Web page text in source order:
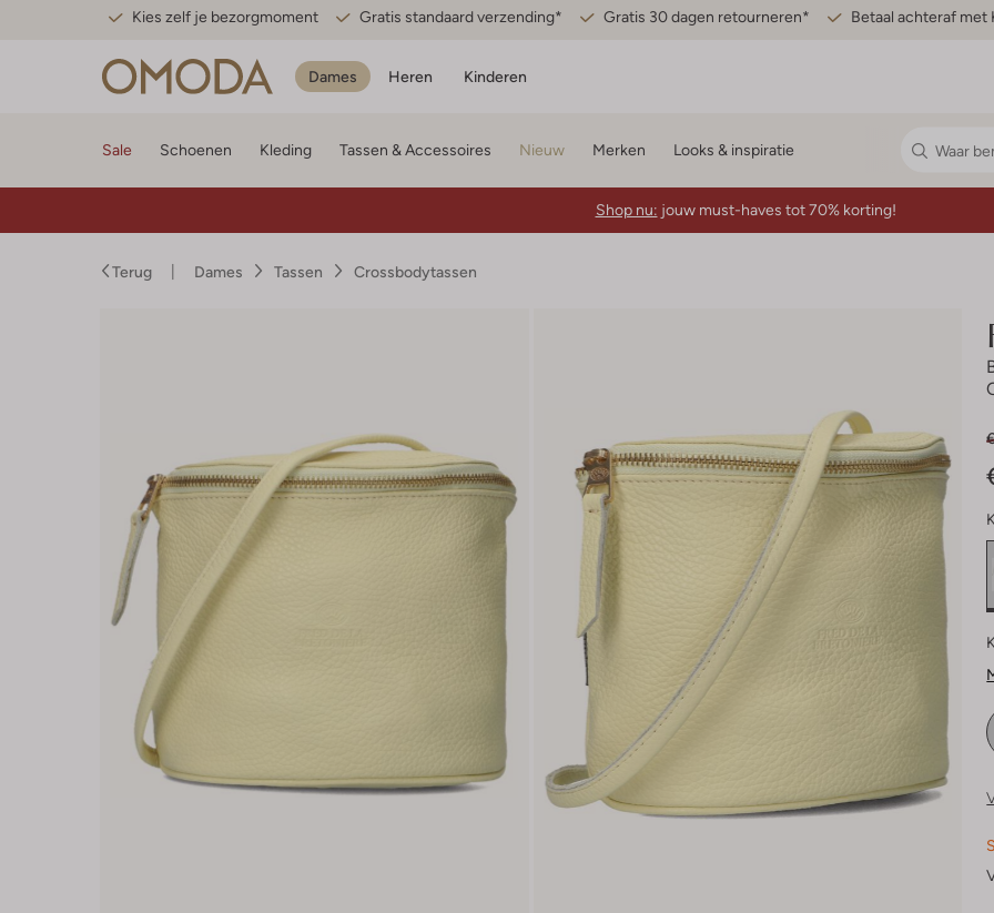
Kies zelf je bezorgmoment Gratis standaard verzending* Gratis 30 dagen retourneren* Betaal achteraf met
Dames Heren Kinderen
Sale Schoenen Kleding Tassen & Accessoires Nieuw Merken Looks & inspiratie
Shop nu: jouw must-haves tot 70% korting!
Terug Dames Tassen Crossbodytassen